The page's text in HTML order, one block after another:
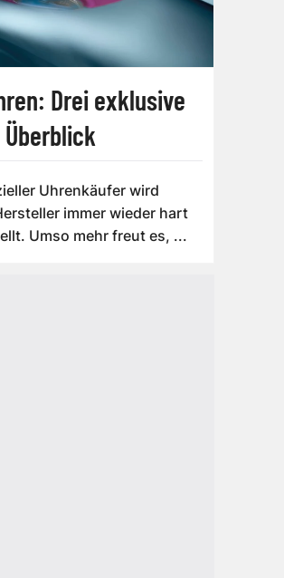
Drei exklusive
Uhrenkäufer wird
immer wieder hart
Umso mehr freut es, ...